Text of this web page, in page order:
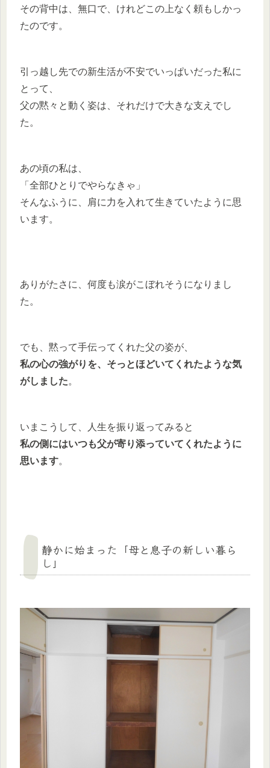
その背中は、無口で、けれどこの上なく頼もしかっ
たのです。
引っ越し先での新生活が不安でいっぱいだった私に
とって、
父の黙々と動く姿は、それだけで大きな支えでし
た。
あの頃の私は、
「全部ひとりでやらなきゃ」
そんなふうに、肩に力を入れて生きていたように思
います。
ありがたさに、何度も涙がこぼれそうになりまし
た。
でも、黙って手伝ってくれた父の姿が、
私の心の強がりを、そっとほどいてくれたような気
がしました。
いまこうして、人生を振り返ってみると
私の側にはいつも父が寄り添っていてくれたように
思います。
静かに始まった「母と息子の新しい暮ら
し」